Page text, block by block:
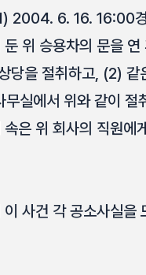
2004. 6. 16. 16:00
위 승용차의 문을
당을 절취하고, (2)
실에서 위와 같이
은 위 회사의 직원
사건 각 공소사실을